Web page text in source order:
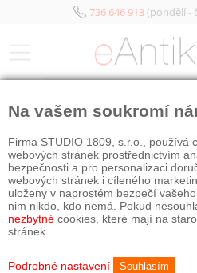
736 646 913(pondělí -
Na vašem soukromí
Firma STUDIO 1809, s.r.o., používá
webových stránek prostřednictvím
bezpečnosti a pro personalizaci
webových stránek i cíleného
uloženy v naprostém bezpečí
nim nikdo, kdo nemá. Pokud
nezbytné cookies, které mají na
stránek.
Podrobné nastavení Souhlasím